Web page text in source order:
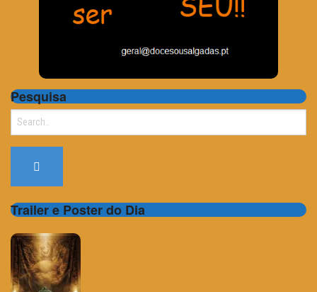
Pesquisa
Search
Trailer e Poster do Dia